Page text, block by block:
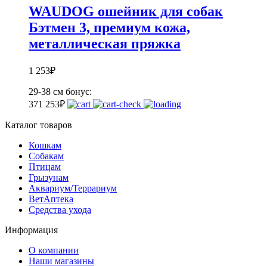
WAUDOG ошейник для собак
Бэтмен 3, премиум кожа,
металлическая пряжка
1 253₽
29-38 см бонус:
371 253₽
Каталог товаров
Кошкам
Собакам
Птицам
Грызунам
Аквариум/Террариум
ВетАптека
Средства ухода
Информация
О компании
Наши магазины